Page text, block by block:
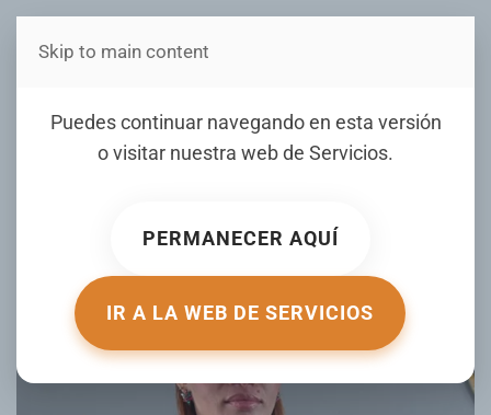
Estás en Telenord Medios
Puedes continuar navegando en esta versión
o visitar nuestra web de Servicios.
PERMANECER AQUÍ
IR A LA WEB DE SERVICIOS
Skip to main content
¡Vecinos en zozobra!
Denuncian ola de robos en
ESCRITO POR JOHANNY PAULINO EL 13 MAY 2026